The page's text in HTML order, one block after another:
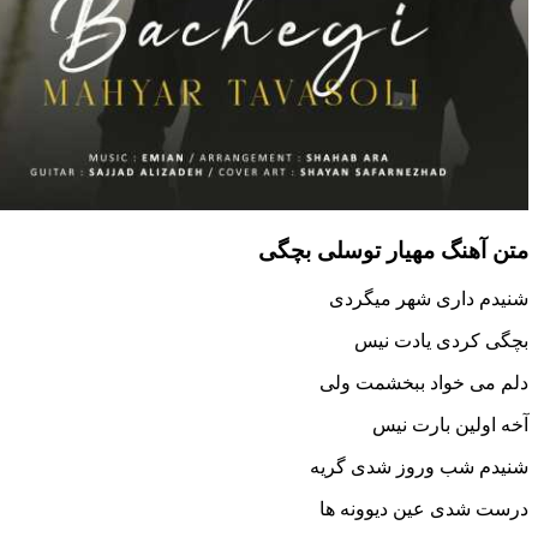
مهیار توسلی بچگی
داری شهر میگردی
کردی یادت نیس
خواد ببخشمت ولی
بارت نیس
شب و‌روز شدی گریه
شدی عین دیوونه ها